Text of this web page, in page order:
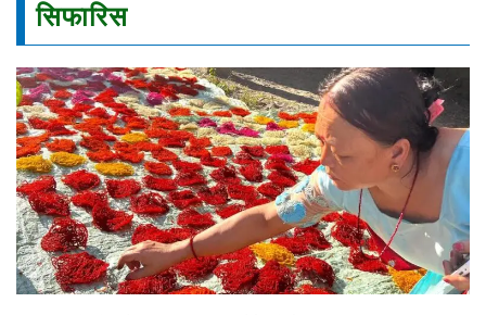
सिफारिस